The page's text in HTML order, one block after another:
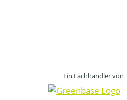
Ein Fachhändler von